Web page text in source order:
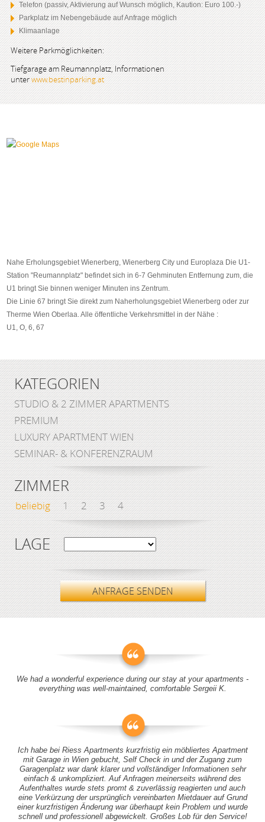
Telefon (passiv, Aktivierung auf Wunsch möglich, Kaution: Euro 100.-)
Parkplatz im Nebengebäude auf Anfrage möglich
Klimaanlage
Weitere Parkmöglichkeiten:
Tiefgarage am Reumannplatz, Informationen
unterwww.bestinparking.at
Nahe Erholungsgebiet Wienerberg, Wienerberg City und Europlaza Die U1-
Station "Reumannplatz" befindet sich in 6-7 Gehminuten Entfernung zum, die
U1 bringt Sie binnen weniger Minuten ins Zentrum.
Die Linie 67 bringt Sie direkt zum Naherholungsgebiet Wienerberg oder zur
Therme Wien Oberlaa. Alle öffentliche Verkehrsmittel in der Nähe :
U1, O, 6, 67
KATEGORIEN
STUDIO & 2 ZIMMER APARTMENTS
PREMIUM
LUXURY APARTMENT WIEN
SEMINAR- & KONFERENZRAUM
ZIMMER
beliebig 1 2 3 4
LAGE
ANFRAGE SENDEN
We had a wonderful experience during our stay at your apartments -
everything was well-maintained, comfortable Sergeii K.
Ich habe bei Riess Apartments kurzfristig ein möbliertes Apartment
mit Garage in Wien gebucht, Self Check in und der Zugang zum
Garagenplatz war dank klarer und vollständiger Informationen sehr
einfach & unkompliziert. Auf Anfragen meinerseits während des
Aufenthaltes wurde stets promt & zuverlässig reagierten und auch
eine Verkürzung der ursprünglich vereinbarten Mietdauer auf Grund
einer kurzfristigen Änderung war überhaupt kein Problem und wurde
schnell und professionell abgewickelt. Großes Lob für den Service!